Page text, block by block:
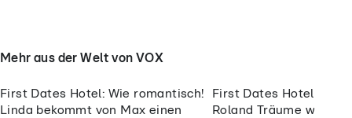
Mehr aus der Welt von VOX
First Dates Hotel: Wie romantisch!
Linda bekommt von Max einen
First Dates Hotel: Für
Roland Träume wahr